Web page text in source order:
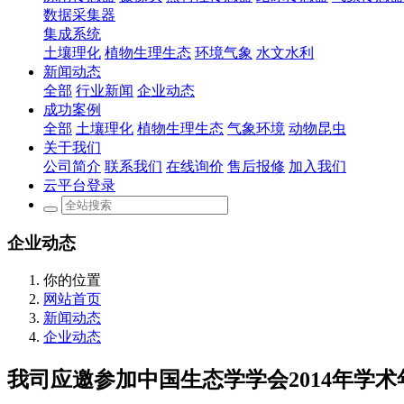
数据采集器
集成系统
土壤理化 植物生理生态 环境气象 水文水利
新闻动态
全部 行业新闻 企业动态
成功案例
全部 土壤理化 植物生理生态 气象环境 动物昆虫
关于我们
公司简介 联系我们 在线询价 售后报修 加入我们
云平台登录
企业动态
你的位置
网站首页
新闻动态
企业动态
我司应邀参加中国生态学学会2014年学术